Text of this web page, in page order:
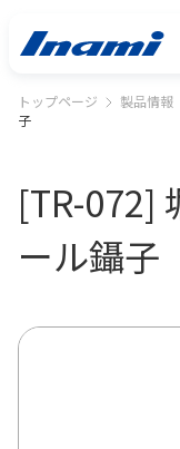
トップページ 製品情報
子
[TR-072]
ール鑷子